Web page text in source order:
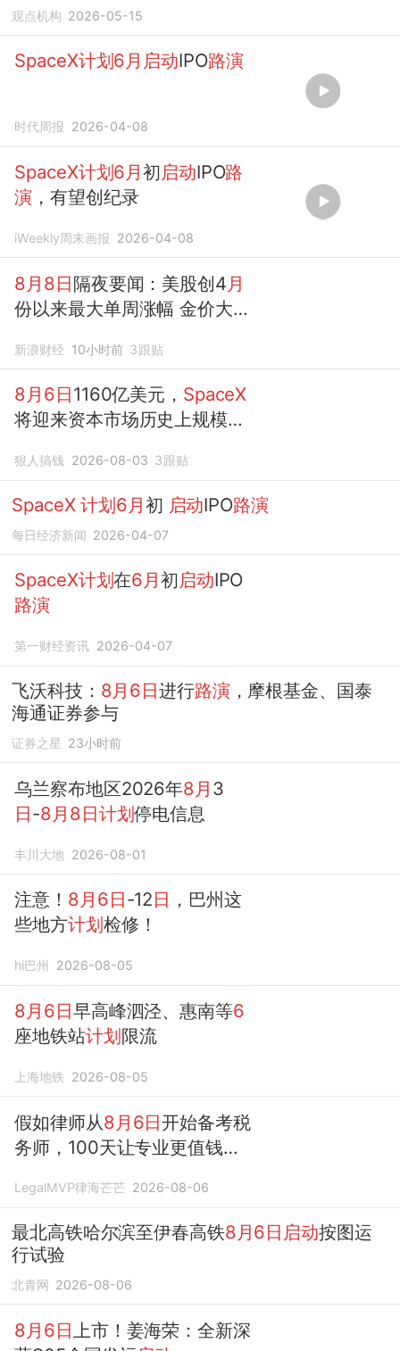
观点机构 2026-05-15
SpaceX计划6月启动IPO路演
时代周报 2026-04-08
SpaceX计划6月初启动IPO路
演 ，有望创纪录
iWeekly周末画报 2026-04-08
8月8日隔夜要闻：美股创4 月
份以来最大单周涨幅 金价大涨
新浪财经 10小时前 3跟贴
8月6日1160亿美元， SpaceX
将迎来资本市场历史上规模最
狠人搞钱 2026-08-03 3跟贴
SpaceX 计划6月初 启动IPO路演
每日经济新闻 2026-04-07
SpaceX计划在6月初启动IPO
路演
第一财经资讯 2026-04-07
飞沃科技： 8月6日进行路演 ，摩根基金、国泰
海通证券参与
证券之星 23小时前
乌兰察布地区2026年8月 3
日-8月8日计划停电信息
丰川大地 2026-08-01
注意！ 8月6日-12日 ，巴州这
些地方计划 检修！
hi巴州 2026-08-05
8月6日早高峰泗泾、惠南等6
座地铁站计划限流
上海地铁 2026-08-05
假如律师从8月6日开始备考税
务师，100天让专业更值钱
LegalMVP律海芒芒 2026-08-06
最北高铁哈尔滨至伊春高铁8月6日启动按图运
行试验
北青网 2026-08-06
8月6日 上市！姜海荣：全新深